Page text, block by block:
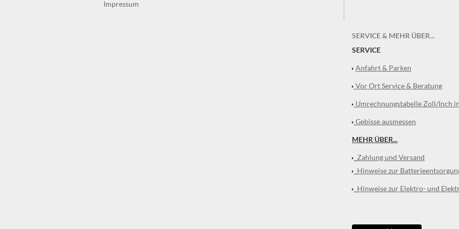
Impressum
SERVICE & MEHR ÜBER...
SERVICE
Anfahrt & Parken
Vor Ort Service & Beratung
Umrechnungstabelle Zoll/Inch
Gebisse ausmessen
MEHR ÜBER...
Zahlung und Versand
Hinweise zur
Hinweise zur Elektro- und